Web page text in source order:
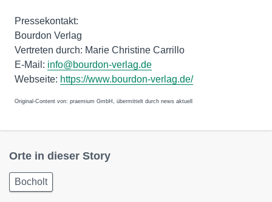
Pressekontakt:
Bourdon Verlag
Vertreten durch: Marie Christine Carrillo
E-Mail: info@bourdon-verlag.de
Webseite: https://www.bourdon-verlag.de/
Original-Content von: praemium GmbH, übermittelt durch news aktuell
Orte in dieser Story
Bocholt